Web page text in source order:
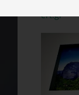
ert.gr